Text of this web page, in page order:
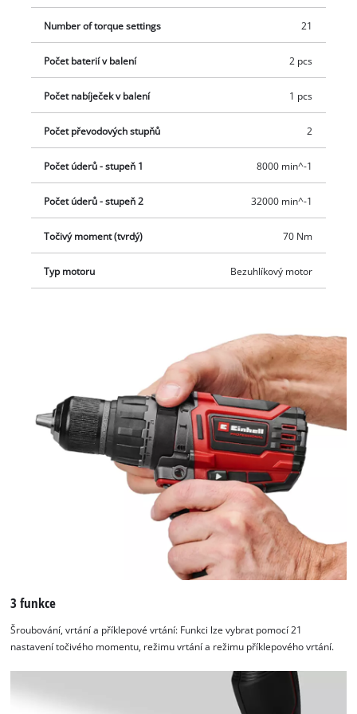
perfektní výhled na pracovní prostor i v tmavých prostorách.
Sada obsahuje dvě 4,0 Ah baterie Power X-Change, nabíječku
a praktický přepravní a úložný kufr.
Number of torque settings 21
Počet baterií v balení 2 pcs
Počet nabíječek v balení 1 pcs
Počet převodových stupňů 2
Počet úderů - stupeň 1 8000 min^-1
Počet úderů - stupeň 2 32000 min^-1
Točivý moment (tvrdý) 70 Nm
Typ motoru Bezuhlíkový motor
3 funkce
Šroubování, vrtání a příklepové vrtání: Funkci lze vybrat pomocí 21
nastavení točivého momentu, režimu vrtání a režimu příklepového vrtání.